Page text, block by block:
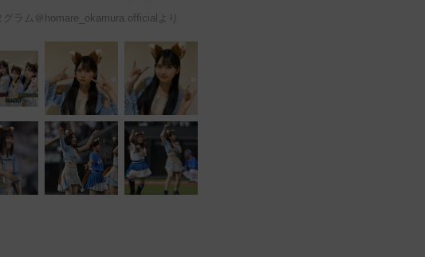
ラム＠homare_okamura.officialより